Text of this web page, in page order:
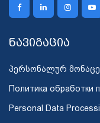
ნავიგაცია
პერსონალურ
Политика обработки
Personal Data